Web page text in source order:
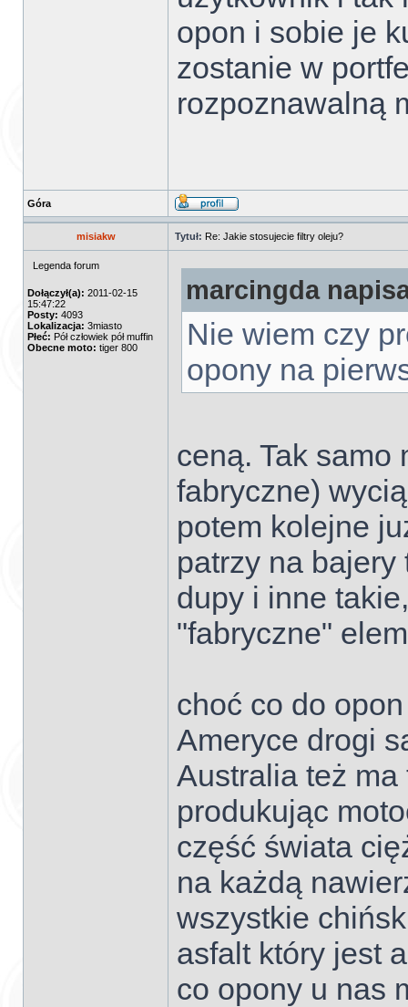
opon i sobie je
zostanie w
rozpoznawalną
Góra
misiakw Tytuł: Re: Jakie stosujecie filtry oleju?
Legenda forum
Dołączył(a): 2011-02-15
15:47:22
Posty: 4093
Lokalizacja: 3miasto
Płeć: Pół człowiek pół muffin
Obecne moto: tiger 800
marcingda
Nie wiem czy
opony na
ceną. Tak samo
fabryczne)
potem kolejne
patrzy na bajery
dupy i inne
"fabryczne"
choć co do
Ameryce drogi
Australia też
produkując
część świata
na każdą
wszystkie
asfalt który jest
co opony u nas